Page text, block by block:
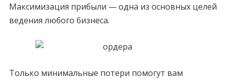
Максимизация прибыли — одна из основных целей
ведения любого бизнеса.
Только минимальные потери помогут вам